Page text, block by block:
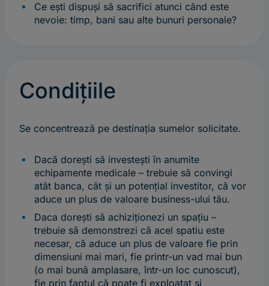
Ce ești dispuși să sacrifici atunci când este
nevoie: timp, bani sau alte bunuri personale?
Condițiile
Se concentrează pe destinația sumelor solicitate.
Dacă dorești să investești în anumite
echipamente medicale – trebuie să convingi
atât banca, cât și un potențial investitor, că vor
aduce un plus de valoare business-ului tău.
Daca dorești să achiziționezi un spațiu –
trebuie să demonstrezi că acel spatiu este
necesar, că aduce un plus de valoare fie prin
dimensiuni mai mari, fie printr-un vad mai bun
(o mai bună amplasare, într-un loc cunoscut),
fie prin faptul că poate fi exploatat și